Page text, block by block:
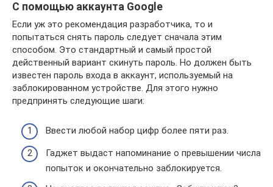
С помощью аккаунта Google
Если уж это рекомендация разработчика, то и
попытаться снять пароль следует сначала этим
способом. Это стандартный и самый простой
действенный вариант скинуть пароль. Но должен быть
известен пароль входа в аккаунт, используемый на
заблокированном устройстве. Для этого нужно
предпринять следующие шаги:
Ввести любой набор цифр более пяти раз.
Гаджет выдаст напоминание о превышении числа
попыток и окончательно заблокируется.